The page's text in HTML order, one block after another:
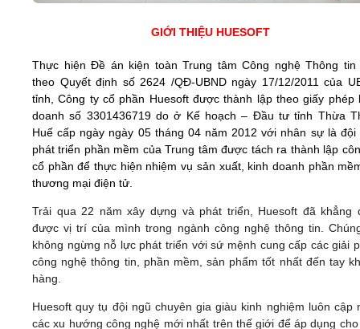
GIỚI THIỆU HUESOFT
Thực hiện Đề án kiện toàn Trung tâm Công nghệ Thông tin
theo Quyết định số 2624 /QĐ-UBND ngày 17/12/2011 của
tỉnh, Công ty cổ phần Huesoft được thành lập theo giấy phép
doanh số 3301436719 do ở Kế hoạch – Đầu tư tỉnh Thừa
Huế cấp ngày ngày 05 tháng 04 năm 2012 với nhân sự là đội
phát triển phần mềm của Trung tâm được tách ra thành lập
cổ phần để thực hiện nhiệm vụ sản xuất, kinh doanh phần
thương mại điện tử.
Trải qua 22 năm xây dựng và phát triển, Huesoft đã khẳng
được vị trí của mình trong ngành công nghệ thông tin.
không ngừng nỗ lực phát triển với sứ mệnh cung cấp các giải
công nghệ thông tin, phần mềm, sản phẩm tốt nhất đến tay
hàng.
Huesoft quy tụ đội ngũ chuyên gia giàu kinh nghiệm luôn cập
các xu hướng công nghệ mới nhất trên thế giới để áp dụng